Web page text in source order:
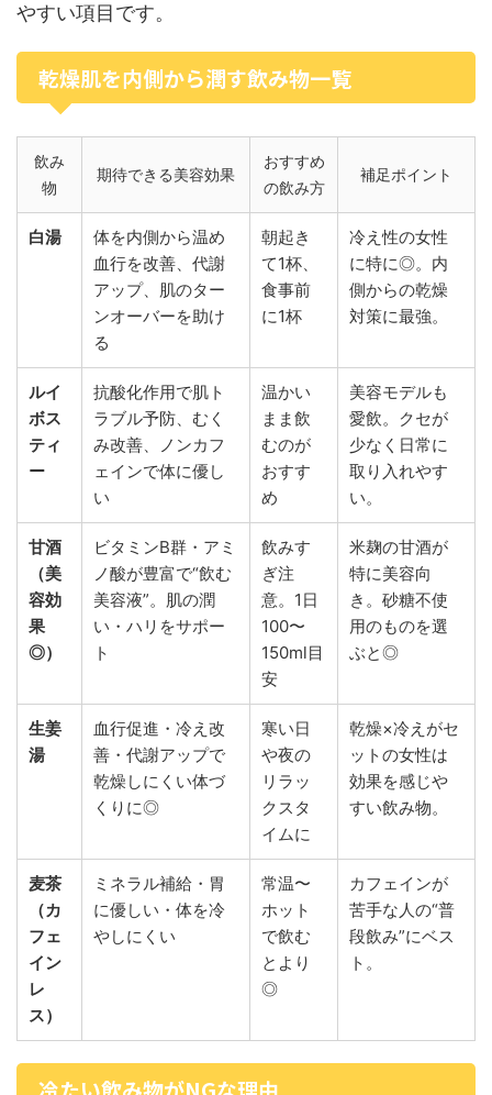
やすい項目です。
乾燥肌を内側から潤す飲み物一覧
飲み
物
期待できる美容効果
おすすめ
の飲み方
補足ポイント
白湯
体を内側から温め
血行を改善、代謝
アップ、肌のター
ンオーバーを助け
る
朝起き
て1杯、
食事前
に1杯
冷え性の女性
に特に◎。内
側からの乾燥
対策に最強。
ルイ
ボス
ティ
ー
抗酸化作用で肌ト
ラブル予防、むく
み改善、ノンカフ
ェインで体に優し
い
温かい
まま飲
むのが
おすす
め
美容モデルも
愛飲。クセが
少なく日常に
取り入れやす
い。
甘酒
（美
容効
果
◎）
ビタミンB群・アミ
ノ酸が豊富で“飲む
美容液”。肌の潤
い・ハリをサポー
ト
飲みす
ぎ注
意。1日
100〜
150ml目
安
米麹の甘酒が
特に美容向
き。砂糖不使
用のものを選
ぶと◎
生姜
湯
血行促進・冷え改
善・代謝アップで
乾燥しにくい体づ
くりに◎
寒い日
や夜の
リラッ
クスタ
イムに
乾燥×冷えがセ
ットの女性は
効果を感じや
すい飲み物。
麦茶
（カ
フェ
イン
レ
ス）
ミネラル補給・胃
に優しい・体を冷
やしにくい
常温〜
ホット
で飲む
とより
◎
カフェインが
苦手な人の“普
段飲み”にベス
ト。
冷たい飲み物がNGな理由